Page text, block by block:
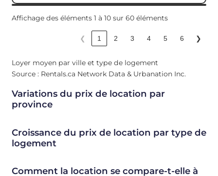
Affichage des éléments 1 à 10 sur 60 éléments
❮ 1 2 3 4 5 6 ❯
Loyer moyen par ville et type de logement
Source : Rentals.ca Network Data & Urbanation Inc.
Variations du prix de location par
province
Croissance du prix de location par type de
logement
Comment la location se compare-t-elle à